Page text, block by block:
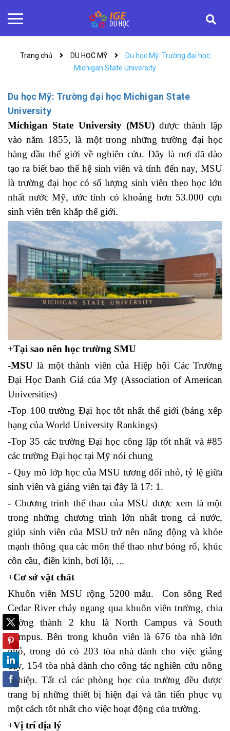
Trang chủ DU HỌC MỸ
Du học Mỹ: Trường đại học
Michigan State University
Du học Mỹ: Trường đại học Michigan State
University
Michigan State University (MSU) được thành lập
vào năm 1855, là một trong những trường đại học
hàng đầu thế giới về nghiên cứu. Đây là nơi đã đào
tạo ra biết bao thế hệ sinh viên và tính đến nay, MSU
là trường đại học có số lượng sinh viên theo học lớn
nhất nước Mỹ, ước tính có khoảng hơn 53.000 cựu
sinh viên trên khắp thế giới.
+Tại sao nên học trường SMU
-MSU là một thành viên của Hiệp hội Các Trường
Đại Học Danh Giá của Mỹ (Association of American
Universities)
-Top 100 trường Đại học tốt nhất thế giới (bảng xếp
hạng của World University Rankings)
-Top 35 các trường Đại học công lập tốt nhất và #85
các trường Đại học tại Mỹ nói chung
- Quy mô lớp học của MSU tương đối nhỏ, tỷ lệ giữa
sinh viên và giảng viên tại đây là 17: 1.
- Chương trình thể thao của MSU được xem là một
trong những chương trình lớn nhất trong cả nước,
giúp sinh viên của MSU trở nên năng động và khỏe
mạnh thông qua các môn thể thao như bóng rổ, khúc
côn cầu, điền kinh, bơi lội, ...
+Cơ sở vật chất
Khuôn viên MSU rộng 5200 mẫu. Con sông Red
Cedar River chảy ngang qua khuôn viên trường, chia
trường thành 2 khu là North Campus và South
Campus. Bên trong khuôn viên là 676 tòa nhà lớn
nhỏ, trong đó có 203 tòa nhà dành cho việc giảng
dạy, 154 tòa nhà dành cho công tác nghiên cứu nông
nghiệp. Tất cả các phòng học của trường đều được
trang bị những thiết bị hiện đại và tân tiến phục vụ
một cách tốt nhất cho việc hoạt động của trường.
+Vị trí địa lý